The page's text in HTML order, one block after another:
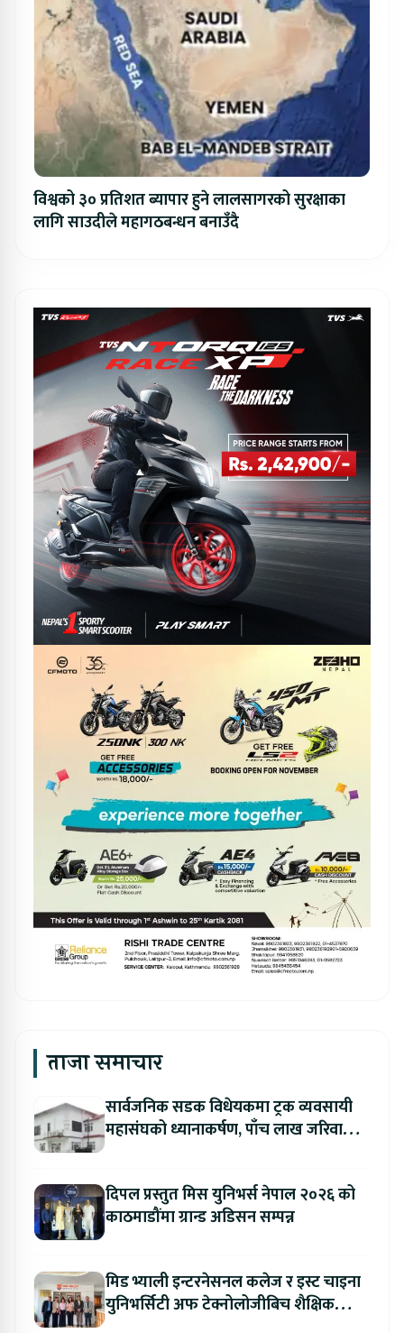
विश्वको ३० प्रतिशत ब्यापार हुने लालसागरको सुरक्षाका
लागि साउदीले महागठबन्धन बनाउँदै
ताजा समाचार
सार्वजनिक सडक विधेयकमा ट्रक व्यवसायी
महासंघको ध्यानाकर्षण, पाँच लाख जरिवाना
दिपल प्रस्तुत मिस युनिभर्स नेपाल २०२६ को
काठमाडौंमा ग्रान्ड अडिसन सम्पन्न
मिड भ्याली इन्टरनेसनल कलेज र इस्ट चाइना
युनिभर्सिटी अफ टेक्नोलोजीबिच शैक्षिक